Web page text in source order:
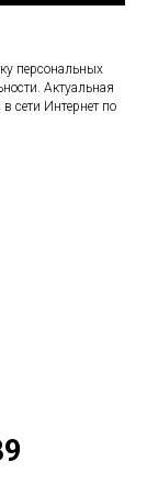
персональных
Актуальная
сети Интернет по